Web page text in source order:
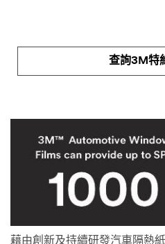
*電話 (此為白
為佳)
*意見內
查詢3M特
藉由創新及持續研發汽車隔熱